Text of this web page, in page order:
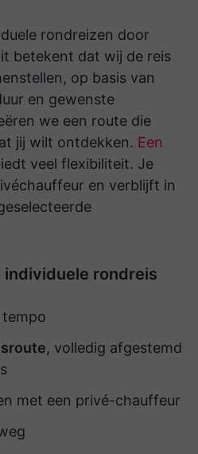
reis gehad
Sulawesi. Alles top
contact persoon
Op maat
naar Indonesie met
ongelooflijk
uitstapjes,
route toen de boot
vanwege
Alles werd
ontzorgen.
rondreizen door
betekent dat wij de reis
op basis van
en gewenste
we een route die
jij wilt ontdekken. Een
veel flexibiliteit. Je
en verblijft in
individuele rondreis
tempo
, volledig afgestemd
met een privé-chauffeur